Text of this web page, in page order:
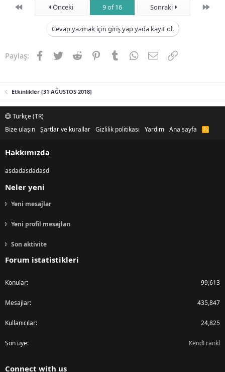
First Önceki 9 of 16 Sonraki Son
Cevap yazmak için giriş yap yada kayıt ol.
Paylaş: Facebook
TwitterReddit PinterestTumblrWhatsApp
E-postaLink
Etkinlikler [31 AĞUSTOS 2018]
Türkçe (TR)
Bize ulaşın Şartlar ve kurallar Gizlilik politikası Yardım Ana sayfa
R
S
Hakkımızda
asdadasdadasd
Neler yeni
Yeni mesajlar
Yeni profil mesajları
Son aktivite
Forum istatistikleri
Konular 99,613
Mesajlar 435,847
Kullanıcılar 24,825
Son üye KendFrankl
Connect with us